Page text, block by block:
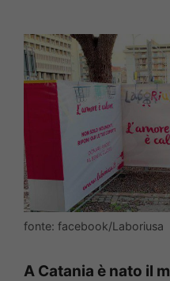
fonte: facebook/Laboriusa
A Catania è nato il